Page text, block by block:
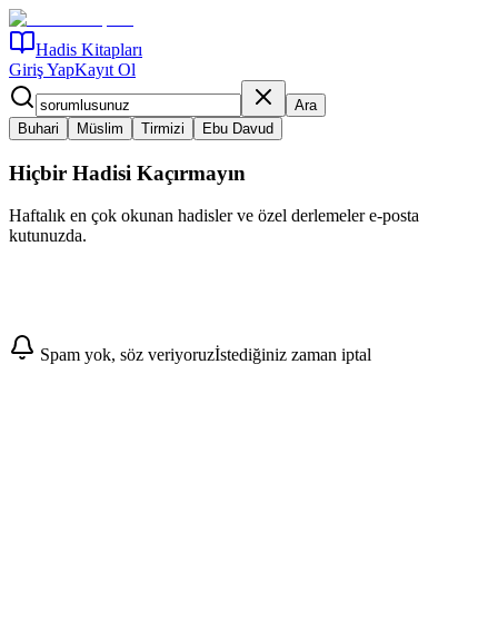
Hadis Kitapları
Giriş YapKayıt Ol
Ara
Buhari
Müslim Tirmizi Ebu Davud
Hiçbir Hadisi Kaçırmayın
Haftalık en çok okunan hadisler ve özel derlemeler e-posta
kutunuzda.
Abone Ol
Spam yok, söz veriyoruzİstediğiniz zaman iptal